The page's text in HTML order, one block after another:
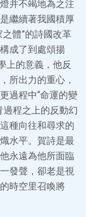
并不竭地為之注
繼續著我國積厚
體”的詩國改革
成了到處頌揚
上的意義，他反
所出力的重心，
過程中“命運的變
過程之上的反動幻
種向往和尋求的
水平。賀詩是最
永遠為他所面臨
發聲，卻老是視
時空里召喚將